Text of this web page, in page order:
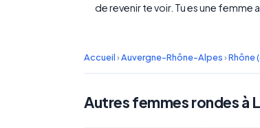
Accueil›Auvergne-Rhône-Alpes›Rhône
de revenir te voir. Tu es une femme
Autres femmes rondes à